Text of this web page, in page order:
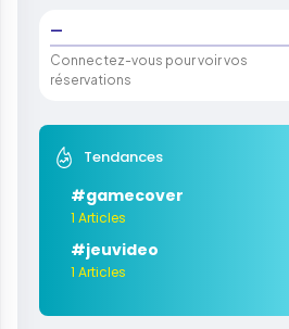
—
Connectez-vous pour voir vos
réservations
Tendances
#gamecover
1 Articles
#jeuvideo
1 Articles